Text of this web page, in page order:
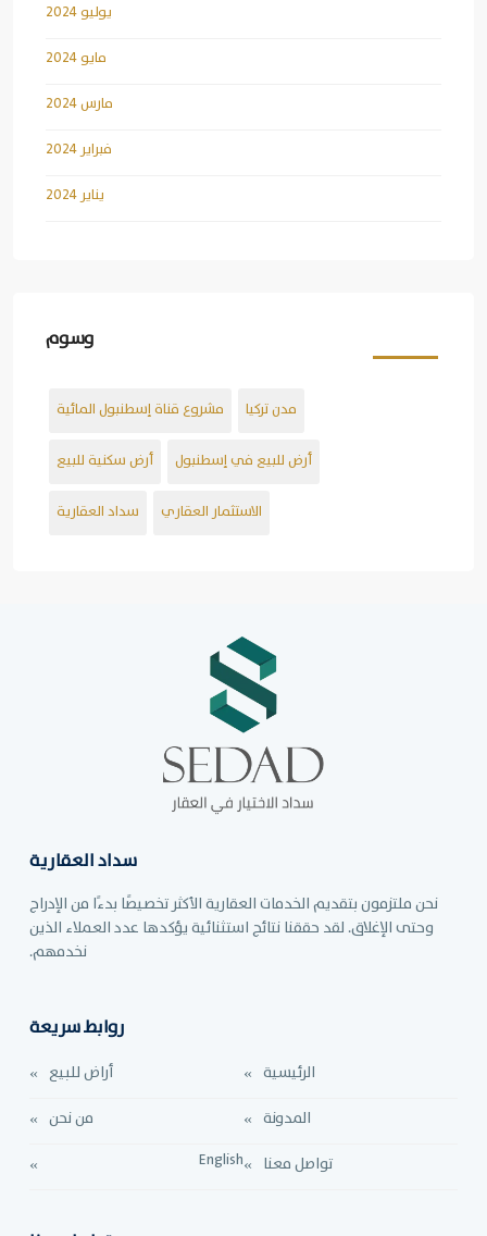
يوليو 2024
مايو 2024
مارس 2024
فبراير 2024
يناير 2024
وسوم
مدن تركيا مشروع قناة إسطنبول المائية
أرض للبيع في إسطنبول أرض سكنية للبيع
الاستثمار العقاري سداد العقارية
سداد العقارية
نحن ملتزمون بتقديم الخدمات العقارية الأكثر تخصيصًا بدءًا من الإدراج
وحتى الإغلاق. لقد حققنا نتائج استثنائية يؤكدها عدد العملاء الذين
نخدمهم.
روابط سريعة
الرئيسية
أراض للبيع
المدونة
من نحن
تواصل معنا
English